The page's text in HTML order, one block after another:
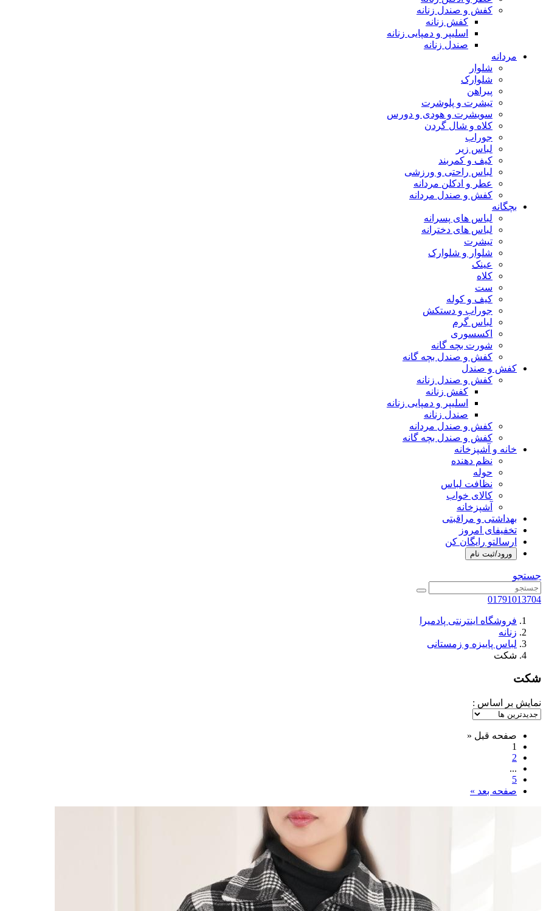
کفش و صندل زنانه
کفش زنانه
اسلیپر و دمپایی زنانه
صندل زنانه
مردانه
شلوار
شلوارک
پیراهن
تیشرت و پلوشرت
سویشرت و هودی و دورس
کلاه و شال گردن
جوراب
لباس زیر
کیف و کمربند
لباس راحتی و ورزشی
عطر و ادکلن مردانه
کفش و صندل مردانه
بچگانه
لباس های پسرانه
لباس های دخترانه
تیشرت
شلوار و شلوارک
عینک
کلاه
ست
کیف و کوله
جوراب و دستکش
لباس گرم
اکسسوری
شورت بچه گانه
کفش و صندل بچه گانه
کفش و صندل
کفش و صندل زنانه
کفش زنانه
اسلیپر و دمپایی زنانه
صندل زنانه
کفش و صندل مردانه
کفش و صندل بچه گانه
خانه و آشپزخانه
نظم دهنده
حوله
نظافت لباس
کالای خواب
آشپزخانه
بهداشتی و مراقبتی
تخفیفای امروز
ارسالتو رایگان کن
ورود/ثبت نام
جستجو
01791013704
فروشگاه اینترنتی پادمیرا
زنانه
لباس پاییزه و زمستانی
شکت
شکت
نمایش بر اساس :
صفحه قبل «
1
2
...
5
صفحه بعد »